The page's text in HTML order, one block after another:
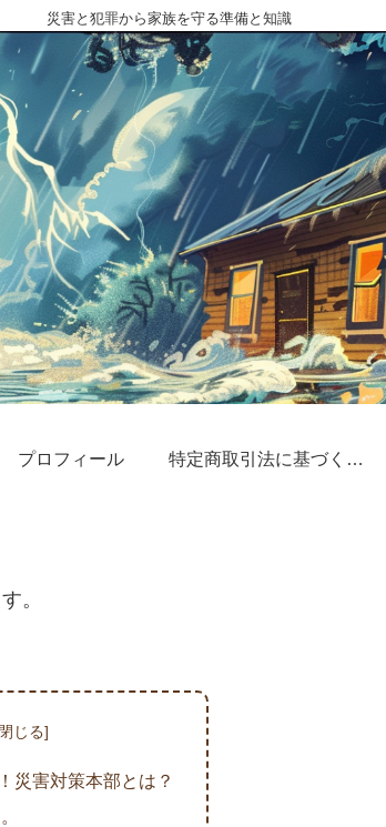
災害と犯罪から家族を守る準備と知識
プロフィール 特定商取引法に基づく表記
。
災害対策本部とは？